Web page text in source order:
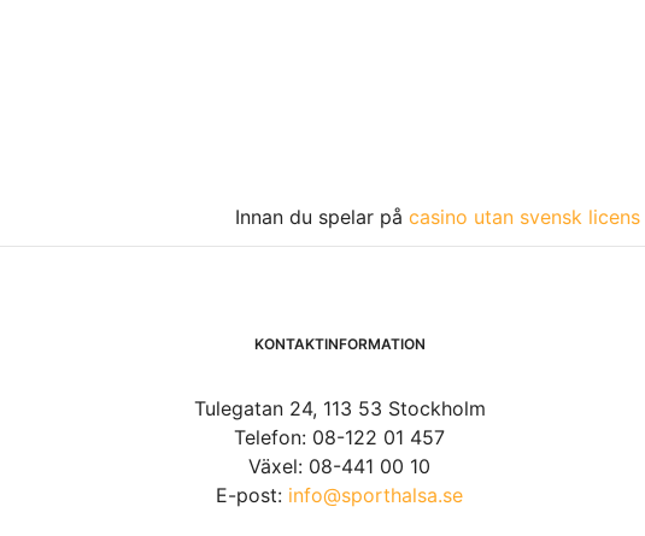
Innan du spelar på casino utan svensk licens
KONTAKTINFORMATION
Tulegatan 24, 113 53 Stockholm
Telefon: 08-122 01 457
Växel: 08-441 00 10
E-post: info@sporthalsa.se